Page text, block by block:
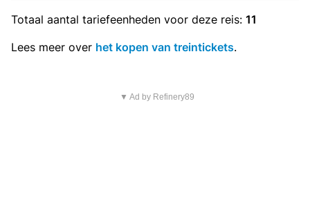
Totaal aantal tariefeenheden voor deze reis: 11
Lees meer over het kopen van treintickets.
▼ Ad by Refinery89